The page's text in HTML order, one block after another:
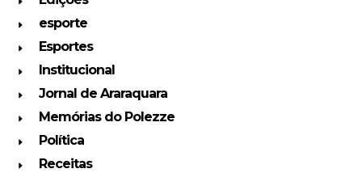
esporte
Esportes
Institucional
Jornal de Araraquara
Memórias do Polezze
Política
Receitas